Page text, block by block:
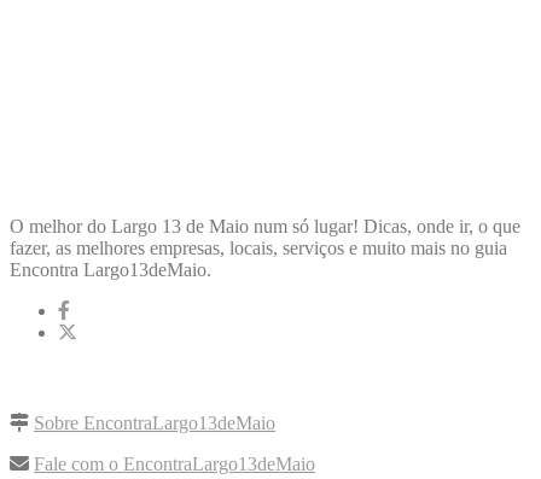
O melhor do Largo 13 de Maio num só lugar! Dicas, onde ir, o que
fazer, as melhores empresas, locais, serviços e muito mais no guia
Encontra Largo13deMaio.
Sobre EncontraLargo13deMaio
Fale com o EncontraLargo13deMaio